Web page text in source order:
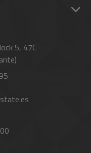
5, 47C